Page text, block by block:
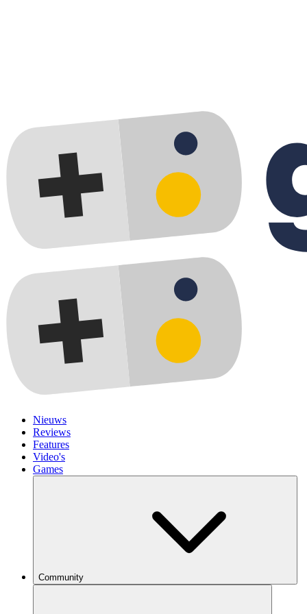
Nieuws
Reviews
Features
Video's
Games
Community